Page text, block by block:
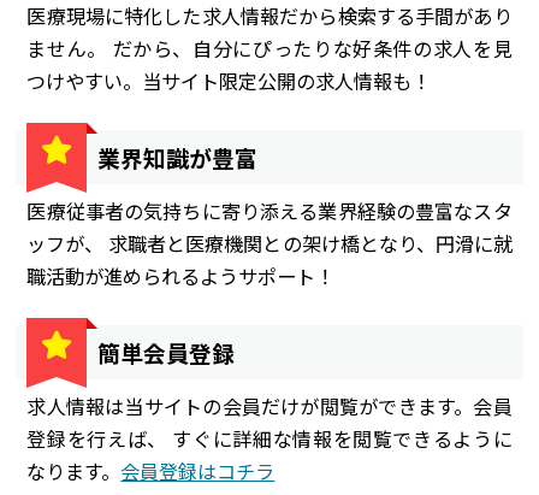
医療現場に特化した求人情報だから検索する手間があり
ません。 だから、自分にぴったりな好条件の求人を見
つけやすい。当サイト限定公開の求人情報も！
業界知識が豊富
医療従事者の気持ちに寄り添える業界経験の豊富なスタ
ッフが、 求職者と医療機関との架け橋となり、円滑に就
職活動が進められるようサポート！
簡単会員登録
求人情報は当サイトの会員だけが閲覧ができます。会員
登録を行えば、 すぐに詳細な情報を閲覧できるように
なります。 会員登録はコチラ